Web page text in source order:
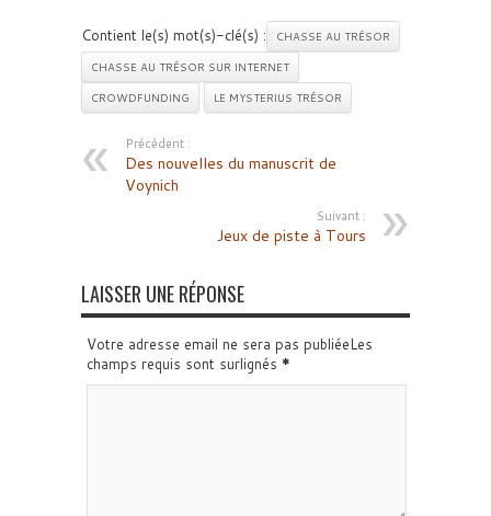
Contient le(s) mot(s)-clé(s) :
CHASSE AU TRÉSOR
CHASSE AU TRÉSOR SUR INTERNET
CROWDFUNDING
LE MYSTERIUS TRÉSOR
Précédent :
Des nouvelles du manuscrit de
Voynich
Suivant :
Jeux de piste à Tours
LAISSER UNE RÉPONSE
Votre adresse email ne sera pas publiéeLes
champs requis sont surlignés *